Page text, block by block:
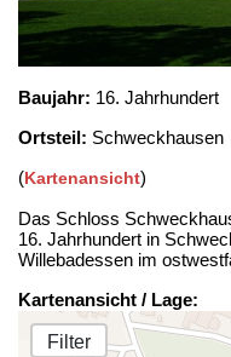
Baujahr: 16. Jahrhundert
Ortsteil: Schweckhausen
(Kartenansicht)
Das Schloss
16. Jahrhundert in
Willebadessen im
Kartenansicht / Lage:
Filter